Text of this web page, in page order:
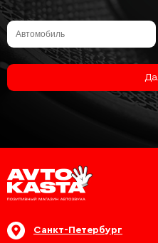
Санкт-Петербург